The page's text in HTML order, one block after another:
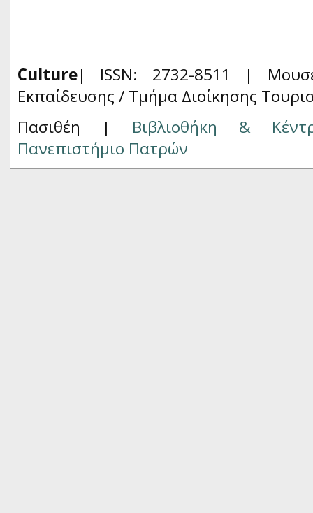
Culture| ISSN: 2732-8511 |
Εκπαίδευσης / Τμήμα Διοίκησης
Πασιθέη | Βιβλιοθήκη &
Πανεπιστήμιο Πατρών